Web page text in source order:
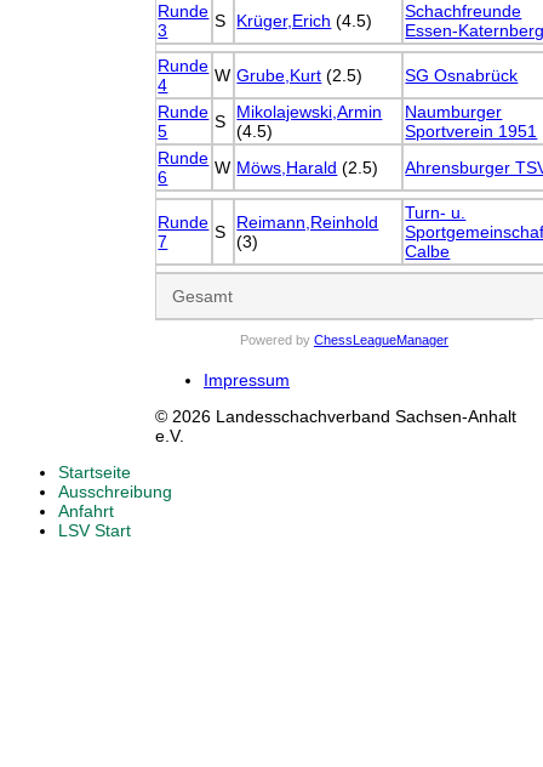
Runde
3
S Krüger,Erich (4.5)
Schachfreunde
Essen-
Runde
4
W Grube,Kurt (2.5)
SG Osnabrück
Runde
5
S
Mikolajewski,Armin
(4.5)
Naumburger
Sportverein 1951
Runde
6
W Möws,Harald (2.5) Ahrensburger
Runde
7
S
Reimann,Reinhold
(3)
Turn- u.
Calbe
Gesamt
Powered by ChessLeagueManager
Impressum
© 2026 Landesschachverband Sachsen-Anhalt
e.V.
Startseite
Ausschreibung
Anfahrt
LSV Start